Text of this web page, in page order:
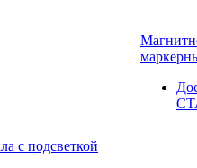
с подсветкой